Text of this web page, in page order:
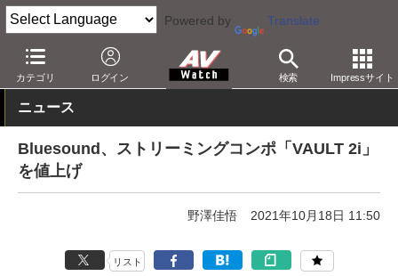
Powered by Translate
カテゴリ ログイン 検索 Impressサイト
AV Watch 製品 ミニコンポ
ニュース
Bluesound、ストリーミングコンポ「VAULT 2i」
を値上げ
野澤佳悟 2021年10月18日 11:50
リスト